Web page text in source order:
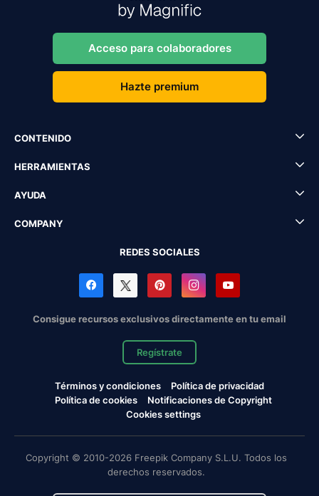
Acceso para colaboradores
Hazte premium
CONTENIDO
HERRAMIENTAS
AYUDA
COMPANY
REDES SOCIALES
Consigue recursos exclusivos directamente en tu email
Regístrate
Términos y condiciones
Política de privacidad
Política de cookies
Notificaciones de Copyright
Cookies settings
Copyright © 2010-2026 Freepik Company S.L.U. Todos los
derechos reservados.